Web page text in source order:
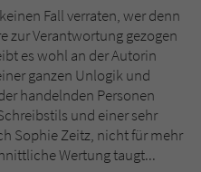
Fall verraten, wer denn
zur Verantwortung gezogen
es wohl an der Autorin
ganzen Unlogik und
handelnden Personen
und einer sehr
Sophie Zeitz, nicht für mehr
Wertung taugt...